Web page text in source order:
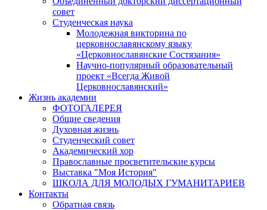
совет
Студенческая наука
Молодежная викторина по
церковнославянскому языку
«Церковнославянские Состязания»
Научно-популярный образовательный
проект «Всегда Живой
Церковнославянский»
Жизнь академии
ФОТОГАЛЕРЕЯ
Общие сведения
Духовная жизнь
Студенческий совет
Академический хор
Православные просветительские курсы
Выставка "Моя История"
ШКОЛА ДЛЯ МОЛОДЫХ ГУМАНИТАРИЕВ
Контакты
Обратная связь